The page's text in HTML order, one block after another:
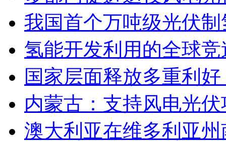
我国首个万吨级光伏
氢能开发利用的全球
国家层面释放多重利
内蒙古：支持风电光
澳大利亚在维多利亚